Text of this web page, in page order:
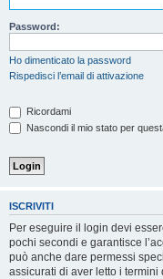
Password:
Ho dimenticato la password
Rispedisci l’email di attivazione
Ricordami
Nascondi il mio stato per
ISCRIVITI
Per eseguire il login devi
pochi secondi e garantisce
può anche dare permessi
assicurati di aver letto i termini